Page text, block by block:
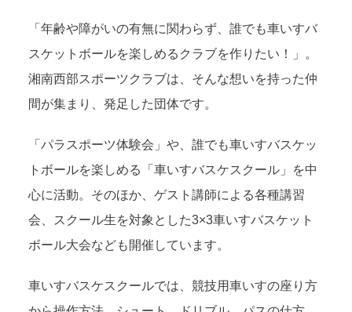
「年齢や障がいの有無に関わらず、誰でも車いすバ
スケットボールを楽しめるクラブを作りたい！」。
湘南西部スポーツクラブは、そんな想いを持った仲
間が集まり、発足した団体です。
「パラスポーツ体験会」や、誰でも車いすバスケッ
トボールを楽しめる「車いすバスケスクール」を中
心に活動。そのほか、ゲスト講師による各種講習
会、スクール生を対象とした3×3車いすバスケット
ボール大会なども開催しています。
車いすバスケスクールでは、競技用車いすの座り方